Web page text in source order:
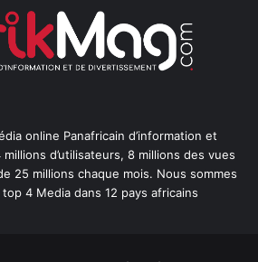
online Panafricain d’information et
d’utilisateurs, 8 millions des vues
25 millions chaque mois. Nous sommes
4 Media dans 12 pays africains